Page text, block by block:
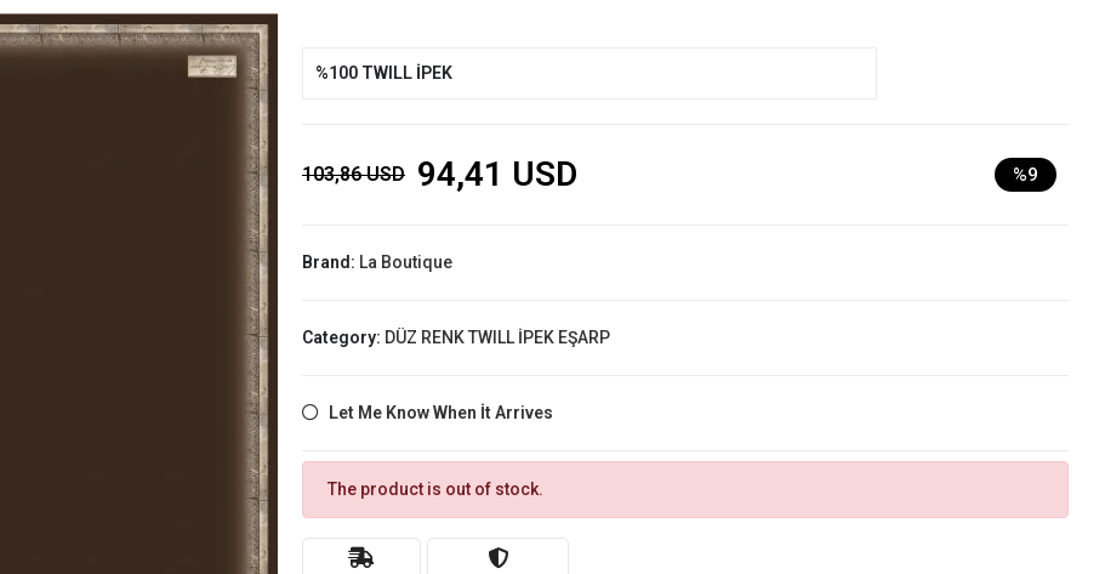
%100 TWILL İPEK
103,86 USD 94,41 USD %9
Brand: La Boutique
Category: DÜZ RENK TWILL İPEK EŞARP
Let Me Know When İt Arrives
The product is out of stock.